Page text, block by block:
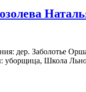
дер. Заболотье
уборщица, Школа